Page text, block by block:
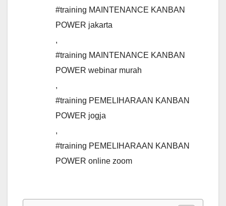
#training MAINTENANCE KANBAN
POWER jakarta
,
#training MAINTENANCE KANBAN
POWER webinar murah
,
#training PEMELIHARAAN KANBAN
POWER jogja
,
#training PEMELIHARAAN KANBAN
POWER online zoom